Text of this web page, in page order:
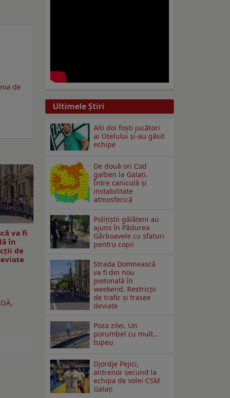
de
va fi
în
de
Ultimele Ştiri
Alți doi foști jucători
ai Oțelului și-au găsit
echipe
De două ori Cod
galben la Galaţi.
Între caniculă şi
instabilitate
atmosferică
Polițiștii gălățeni au
ajuns în Pădurea
Gârboavele cu sfaturi
pentru copii
Strada Domnească
va fi din nou
pietonală în
weekend. Restricţii
de trafic şi trasee
deviate
Poza zilei. Un
porumbel cu mult…
tupeu
Djordje Pejici,
antrenor secund la
echipa de volei CSM
Galați